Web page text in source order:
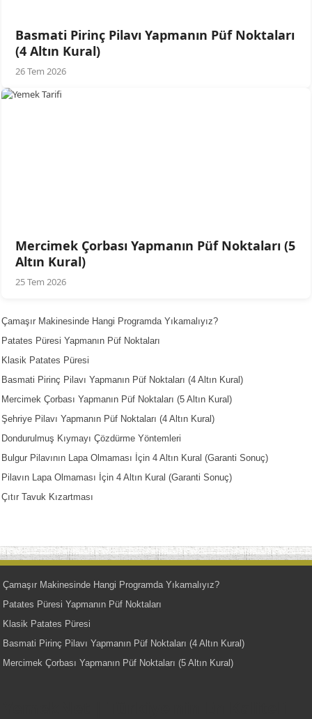
Basmati Pirinç Pilavı Yapmanın Püf Noktaları
(4 Altın Kural)
26 Tem 2026
Mercimek Çorbası Yapmanın Püf Noktaları (5
Altın Kural)
25 Tem 2026
Çamaşır Makinesinde Hangi Programda Yıkamalıyız?
Patates Püresi Yapmanın Püf Noktaları
Klasik Patates Püresi
Basmati Pirinç Pilavı Yapmanın Püf Noktaları (4 Altın Kural)
Mercimek Çorbası Yapmanın Püf Noktaları (5 Altın Kural)
Şehriye Pilavı Yapmanın Püf Noktaları (4 Altın Kural)
Dondurulmuş Kıymayı Çözdürme Yöntemleri
Bulgur Pilavının Lapa Olmaması İçin 4 Altın Kural (Garanti Sonuç)
Pilavın Lapa Olmaması İçin 4 Altın Kural (Garanti Sonuç)
Çıtır Tavuk Kızartması
Çamaşır Makinesinde Hangi Programda Yıkamalıyız?
Patates Püresi Yapmanın Püf Noktaları
Klasik Patates Püresi
Basmati Pirinç Pilavı Yapmanın Püf Noktaları (4 Altın Kural)
Mercimek Çorbası Yapmanın Püf Noktaları (5 Altın Kural)